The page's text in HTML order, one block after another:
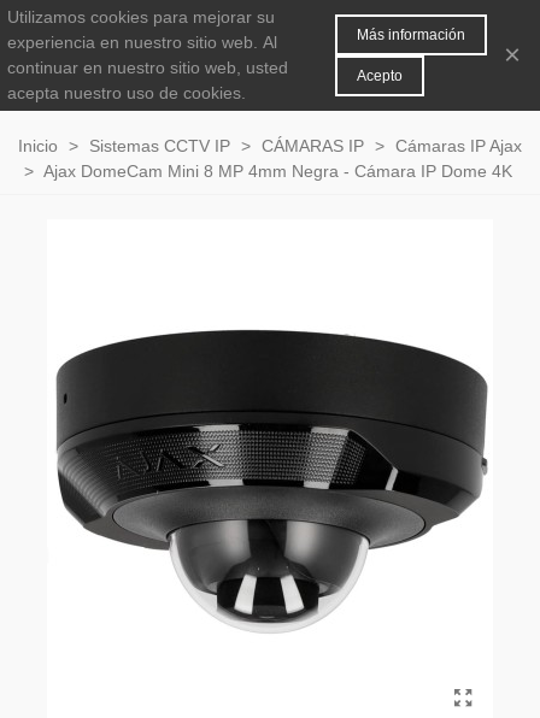
0
Inicio > Sistemas CCTV IP > CÁMARAS IP > Cámaras IP Ajax
> Ajax DomeCam Mini 8 MP 4mm Negra - Cámara IP Dome 4K
Utilizamos cookies para mejorar su
experiencia en nuestro sitio web. Al
continuar en nuestro sitio web, usted
acepta nuestro uso de cookies.
Más información
Acepto
×